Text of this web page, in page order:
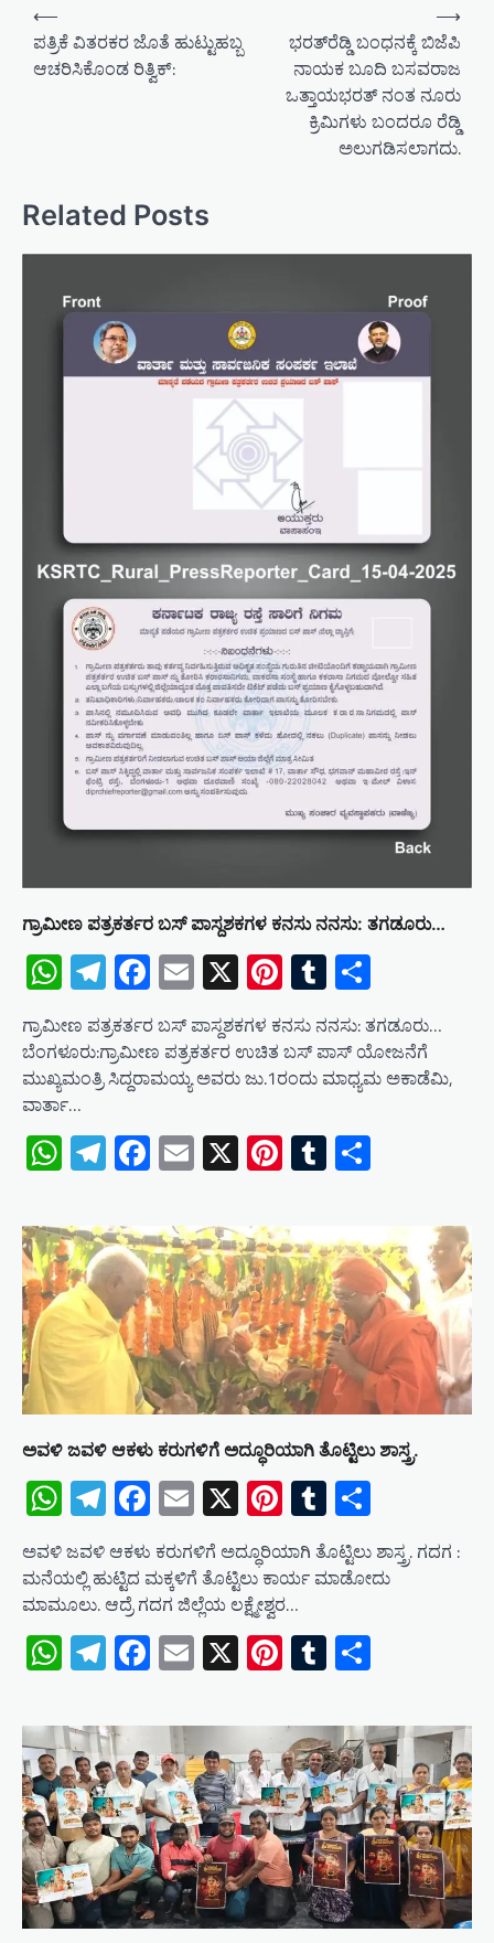
v
i
⟵
ಪತ್ರಿಕೆ ವಿತರಕರ ಜೊತೆ ಹುಟ್ಟುಹಬ್ಬ
ಆಚರಿಸಿಕೊಂಡ ರಿತ್ವಿಕ್:
ಭರತ್‌ರೆಡ್ಡಿ ಬಂಧನಕ್ಕೆ ಬಿಜೆಪಿ
ನಾಯಕ ಬೂದಿ ಬಸವರಾಜ
ಒತ್ತಾಯಭರತ್‌ ನಂತ ನೂರು
ಕ್ರಿಮಿಗಳು ಬಂದರೂ ರೆಡ್ಡಿ
ಅಲುಗಡಿಸಲಾಗದು.
⟶
Related Posts
ಗ್ರಾಮೀಣ ಪತ್ರಕರ್ತರ ಬಸ್ ಪಾಸ್ದಶಕಗಳ ಕನಸು ನನಸು: ತಗಡೂರು…
WhatsApp
Telegram
Facebook
Email
X Pinterest
Tumblr
ಗ್ರಾಮೀಣ ಪತ್ರಕರ್ತರ ಬಸ್ ಪಾಸ್ದಶಕಗಳ ಕನಸು ನನಸು: ತಗಡೂರು…
ಬೆಂಗಳೂರು:ಗ್ರಾಮೀಣ ಪತ್ರಕರ್ತರ ಉಚಿತ ಬಸ್ ಪಾಸ್ ಯೋಜನೆಗೆ
ಮುಖ್ಯಮಂತ್ರಿ ಸಿದ್ದರಾಮಯ್ಯ ಅವರು ಜು.1ರಂದು ಮಾಧ್ಯಮ ಅಕಾಡೆಮಿ,
ವಾರ್ತಾ…
WhatsApp
Telegram
Facebook
Email
X Pinterest
Tumblr
ಅವಳಿ ಜವಳಿ ಆಕಳು ಕರುಗಳಿಗೆ ಅದ್ಧೂರಿಯಾಗಿ ತೊಟ್ಟಿಲು ಶಾಸ್ತ್ರ.
WhatsApp
Telegram
Facebook
Email
X Pinterest
Tumblr
ಅವಳಿ ಜವಳಿ ಆಕಳು ಕರುಗಳಿಗೆ ಅದ್ಧೂರಿಯಾಗಿ ತೊಟ್ಟಿಲು ಶಾಸ್ತ್ರ. ಗದಗ :
ಮನೆಯಲ್ಲಿ ಹುಟ್ಟಿದ ಮಕ್ಕಳಿಗೆ ತೊಟ್ಟಿಲು ಕಾರ್ಯ ಮಾಡೋದು
ಮಾಮೂಲು. ಆದ್ರೆ ಗದಗ ಜಿಲ್ಲೆಯ ಲಕ್ಷ್ಮೇಶ್ವರ…
WhatsApp
Telegram
Facebook
Email
X Pinterest
Tumblr